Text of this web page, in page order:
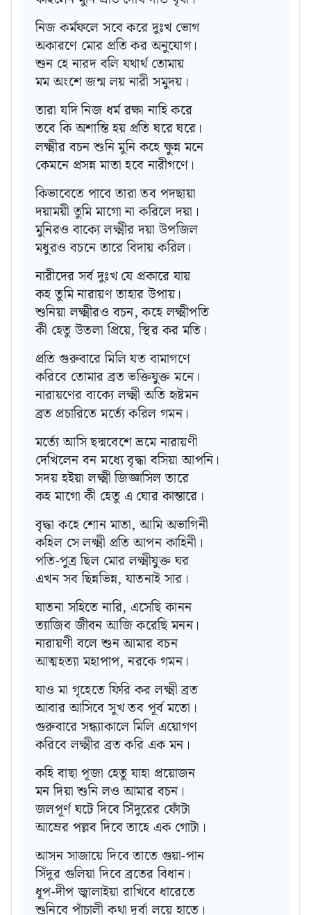
নিজ কর্মফলে সবে করে দুঃখ ভোগ
অকারণে মোর প্রতি কর অনুযোগ।
শুন হে নারদ বলি যথার্থ তোমায়
মম অংশে জন্ম লয় নারী সমুদয়।
তারা যদি নিজ ধর্ম রক্ষা নাহি করে
তবে কি অশান্তি হয় প্রতি ঘরে ঘরে।
লক্ষ্মীর বচন শুনি মুনি কহে ক্ষুন্ন মনে
কেমনে প্রসন্ন মাতা হবে নারীগণে।
কিভাবেতে পাবে তারা তব পদছায়া
দয়াময়ী তুমি মাগো না করিলে দয়া।
মুনিরও বাক্যে লক্ষ্মীর দয়া উপজিল
মধুরও বচনে তারে বিদায় করিল।
নারীদের সর্ব দুঃখ যে প্রকারে যায়
কহ তুমি নারায়ণ তাহার উপায়।
শুনিয়া লক্ষ্মীরও বচন, কহে লক্ষ্মীপতি
কী হেতু উতলা প্রিয়ে, স্থির কর মতি।
প্রতি গুরুবারে মিলি যত বামাগণে
করিবে তোমার ব্রত ভক্তিযুক্ত মনে।
নারায়ণের বাক্যে লক্ষ্মী অতি হৃষ্টমন
ব্রত প্রচারিতে মর্ত্যে করিল গমন।
মর্ত্যে আসি ছদ্মবেশে ভ্রমে নারায়ণী
দেখিলেন বন মধ্যে বৃদ্ধা বসিয়া আপনি।
সদয় হইয়া লক্ষ্মী জিজ্ঞাসিল তারে
কহ মাগো কী হেতু এ ঘোর কান্তারে।
বৃদ্ধা কহে শোন মাতা, আমি অভাগিনী
কহিল সে লক্ষ্মী প্রতি আপন কাহিনী।
পতি-পুত্র ছিল মোর লক্ষ্মীযুক্ত ঘর
এখন সব ছিন্নভিন্ন, যাতনাই সার।
যাতনা সহিতে নারি, এসেছি কানন
ত্যাজিব জীবন আজি করেছি মনন।
নারায়ণী বলে শুন আমার বচন
আত্মহত্যা মহাপাপ, নরকে গমন।
যাও মা গৃহেতে ফিরি কর লক্ষ্মী ব্রত
আবার আসিবে সুখ তব পূর্ব মতো।
গুরুবারে সন্ধ্যাকালে মিলি এয়োগণ
করিবে লক্ষ্মীর ব্রত করি এক মন।
কহি বাছা পূজা হেতু যাহা প্রয়োজন
মন দিয়া শুনি লও আমার বচন।
জলপূর্ণ ঘটে দিবে সিঁদুরের ফোঁটা
আম্রের পল্লব দিবে তাহে এক গোটা।
আসন সাজায়ে দিবে তাতে গুয়া-পান
সিঁদুর গুলিয়া দিবে ব্রতের বিধান।
ধূপ-দীপ জ্বালাইয়া রাখিবে ধারেতে
শুনিবে পাঁচালী কথা দূর্বা লয়ে হাতে।